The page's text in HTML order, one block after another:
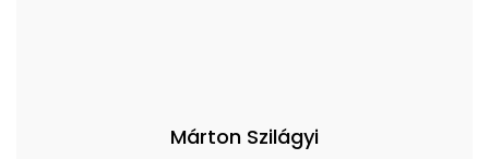
Márton Szilágyi